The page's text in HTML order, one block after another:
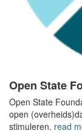
Open State
Open State
open
stimuleren. read